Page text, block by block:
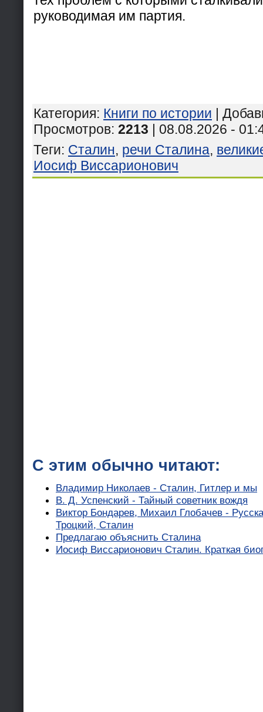
руководимая им партия.
Категория: Книги по истории |
Просмотров: 2213 | 08.08.2026 -
Теги: Сталин, речи Сталина,
Иосиф Виссарионович
С этим обычно читают:
Владимир Николаев - Сталин, Гитлер и мы
В. Д. Успенский - Тайный советник вождя
Виктор Бондарев, Михаил Глобачев -
Троцкий, Сталин
Предлагаю объяснить Сталина
Иосиф Виссарионович Сталин. Краткая